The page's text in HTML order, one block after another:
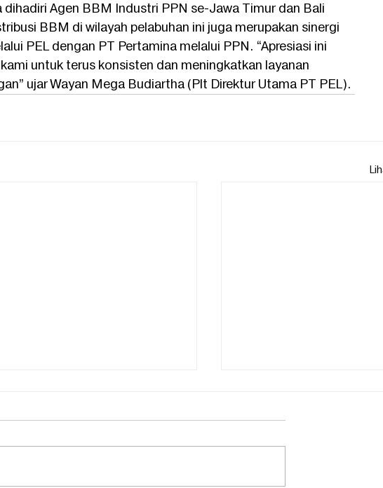
dihadiri Agen BBM Industri PPN se-Jawa Timur dan Bali
BBM di wilayah pelabuhan ini juga merupakan sinergi
PEL dengan PT Pertamina melalui PPN. “Apresiasi ini
untuk terus konsisten dan meningkatkan layanan
ujar Wayan Mega Budiartha (Plt Direktur Utama PT PEL).